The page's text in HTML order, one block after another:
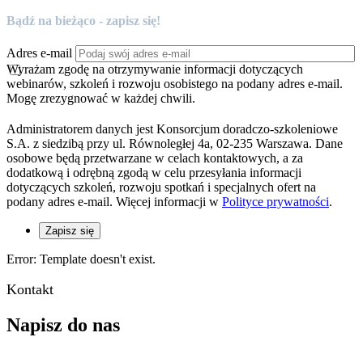
Bądź na bieżąco - zapisz się!
Adres e-mail
Wyrażam zgodę na otrzymywanie informacji dotyczących
webinarów, szkoleń i rozwoju osobistego na podany adres e-mail.
Mogę zrezygnować w każdej chwili.
Administratorem danych jest Konsorcjum doradczo-szkoleniowe
S.A. z siedzibą przy ul. Równoległej 4a, 02-235 Warszawa. Dane
osobowe będą przetwarzane w celach kontaktowych, a za
dodatkową i odrębną zgodą w celu przesyłania informacji
dotyczących szkoleń, rozwoju spotkań i specjalnych ofert na
podany adres e-mail. Więcej informacji w Polityce prywatności.
Zapisz się
Error: Template doesn't exist.
Kontakt
Napisz do nas